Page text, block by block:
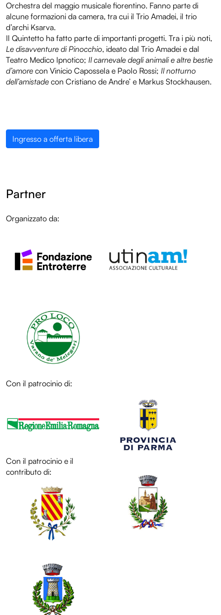
Orchestra del maggio musicale fiorentino. Fanno parte di
alcune formazioni da camera, tra cui il Trio Amadei, il trio
d’archi Ksarva.
Il Quintetto ha fatto parte di importanti progetti. Tra i più noti,
Le disavventure di Pinocchio, ideato dal Trio Amadei e dal
Teatro Medico Ipnotico; Il carnevale degli animali e altre bestie
d’amore con Vinicio Capossela e Paolo Rossi; Il notturno
dell’amistade con Cristiano de Andre’ e Markus Stockhausen.
Ingresso a offerta libera
Partner
Organizzato da:
Con il patrocinio di:
Con il patrocinio e il
contributo di: